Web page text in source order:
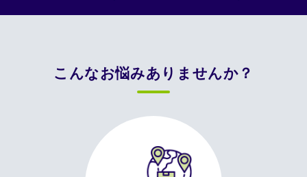
こんなお悩みありませんか？